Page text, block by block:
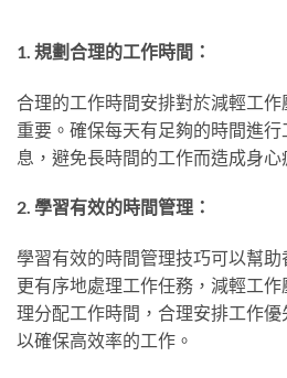
1. 規劃合理的工作時間：
合理的工作時間安排對於減輕工作
重要。確保每天有足夠的時間進行
息，避免長時間的工作而造成身心
2. 學習有效的時間管理：
學習有效的時間管理技巧可以幫助
更有序地處理工作任務，減輕工作
理分配工作時間，合理安排工作優
以確保高效率的工作。